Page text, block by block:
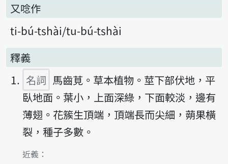
又唸作
ti-bú-tshài tu-bú-tshài
釋義
名詞 馬齒莧。草本植物。莖下部伏地，平
臥地面。葉小，上面深綠，下面較淡，邊有
薄翅。花簇生頂端，頂端長而尖細，蒴果橫
裂，種子多數。
第1項釋義的
近義：